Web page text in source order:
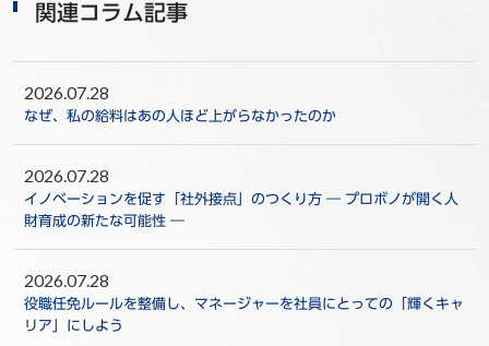
関連コラム記事
2026.07.28
なぜ、私の給料はあの人ほど上がらなかったのか
2026.07.28
イノベーションを促す「社外接点」のつくり方 ― プロボノが開く人
財育成の新たな可能性 ―
2026.07.28
役職任免ルールを整備し、マネージャーを社員にとっての「輝くキャ
リア」にしよう